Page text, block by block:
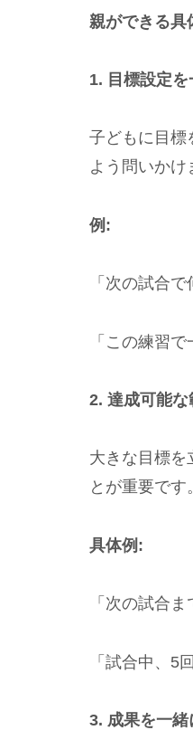
親ができる具
1. 目標設定
子どもに目標
よう問いかけ
例:
「次の試合
「この練習
2. 達成可能
大きな目標を
とが重要です。
具体例:
「次の試合
「試合中、5
3. 成果を一